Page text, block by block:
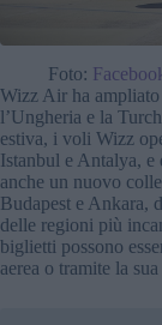
Foto:
Wizz Air ha
l’Ungheria e la
estiva, i voli Wizz
Istanbul e Antalya, e
anche un nuovo
Budapest e Ankara,
delle regioni più
biglietti possono
aerea o tramite la